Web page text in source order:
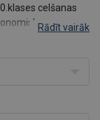
celšanas
ar izkliedējamo
Rādīt vairāk